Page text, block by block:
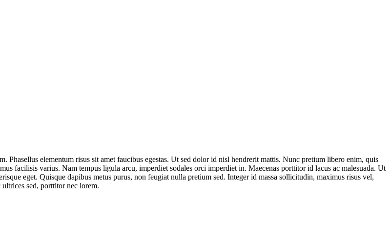
Phasellus elementum risus sit amet faucibus egestas. Ut sed dolor id nisl hendrerit mattis. Nunc pretium libero enim, quis
facilisis varius. Nam tempus ligula arcu, imperdiet sodales orci imperdiet in. Maecenas porttitor id lacus ac malesuada. Ut
eget. Quisque dapibus metus purus, non feugiat nulla pretium sed. Integer id massa sollicitudin, maximus risus vel,
sed, porttitor nec lorem.